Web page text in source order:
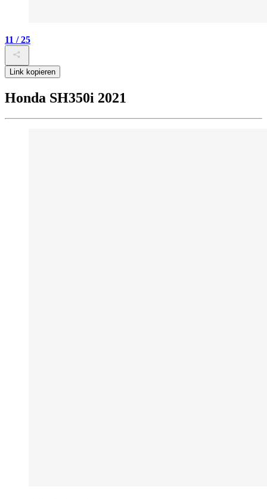
11 / 25
Link kopieren
Honda SH350i 2021